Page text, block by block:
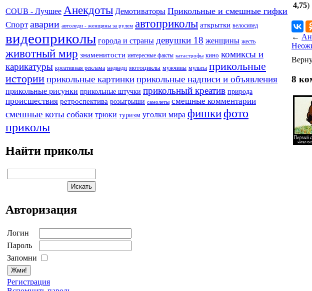
COUB - Лучшее Анекдоты Демотиваторы Прикольные и смешные гифки
Спорт аварии автоледи - женщины за рулем автоприколы аткрытки велосипед
видеоприколы города и страны девушки 18 женщины жесть
животный мир знаменитости интересные факты катастрофы кино комиксы и
карикатуры креативная реклама медведи мотоциклы мужчины мульты прикольные
историиприкольные картинкиприкольные надписи и объявления
прикольные рисунки прикольные штучки прикольный креатив природа
происшествия ретроспектива розыгрыши самолеты смешные комментарии
смешные коты собаки трюки туризм уголки мира фишкифото
приколы
Найти приколы
Авторизация
Логин
Пароль
Запомни
Регистрация
4,75)
←
8